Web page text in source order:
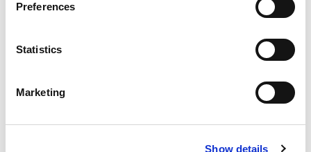
Preferences
Statistics
Marketing
Show details